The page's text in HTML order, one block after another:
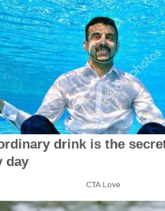
drink is the
day
CTA Love